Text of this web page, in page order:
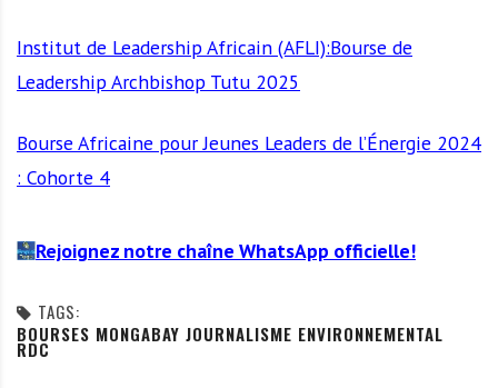
Institut de Leadership Africain (AFLI):Bourse de
Leadership Archbishop Tutu 2025
Bourse Africaine pour Jeunes Leaders de l’Énergie 2024
: Cohorte 4
Rejoignez notre chaîne WhatsApp officielle!
TAGS:
BOURSES MONGABAY JOURNALISME ENVIRONNEMENTAL
RDC